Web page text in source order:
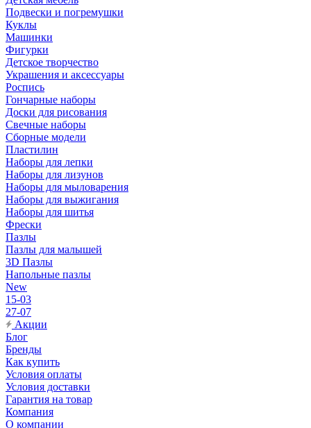
Подвески и погремушки
Куклы
Машинки
Фигурки
Детское творчество
Украшения и аксессуары
Роспись
Гончарные наборы
Доски для рисования
Свечные наборы
Сборные модели
Пластилин
Наборы для лепки
Наборы для лизунов
Наборы для мыловарения
Наборы для выжигания
Наборы для шитья
Фрески
Пазлы
Пазлы для малышей
3D Пазлы
Напольные пазлы
New
15-03
27-07
Акции
Блог
Бренды
Как купить
Условия оплаты
Условия доставки
Гарантия на товар
Компания
О компании